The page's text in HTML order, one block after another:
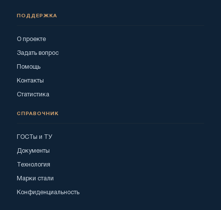
ПОДДЕРЖКА
О проекте
Задать вопрос
Помощь
Контакты
Статистика
СПРАВОЧНИК
ГОСТы и ТУ
Документы
Технология
Марки стали
Конфиденциальность